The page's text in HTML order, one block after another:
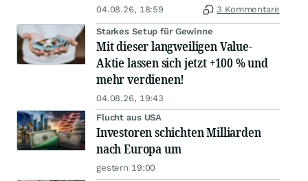
04.08.26, 18:59 3 Kommentare
Starkes Setup für Gewinne
Mit dieser langweiligen Value-
Aktie lassen sich jetzt +100 % und
mehr verdienen!
04.08.26, 19:43
Flucht aus USA
Investoren schichten Milliarden
nach Europa um
gestern 19:00